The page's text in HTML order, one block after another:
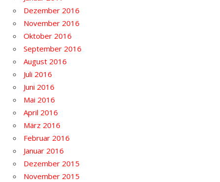
Dezember 2016
November 2016
Oktober 2016
September 2016
August 2016
Juli 2016
Juni 2016
Mai 2016
April 2016
März 2016
Februar 2016
Januar 2016
Dezember 2015
November 2015